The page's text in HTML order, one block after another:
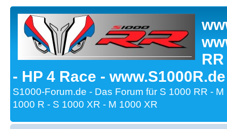
- HP 4 Race -
S1000-Forum.de - Das Forum für S 1000 RR -
1000 R - S 1000 XR - M 1000 XR